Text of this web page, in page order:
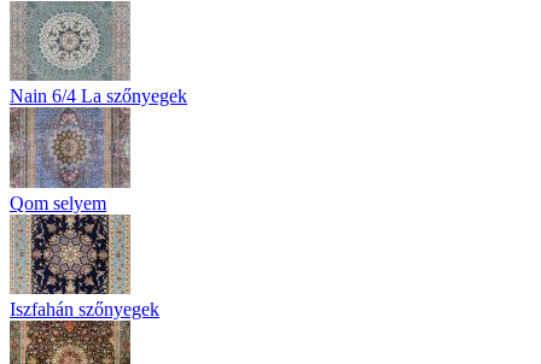
Nain 6/4 La szőnyegek
Qom selyem
Iszfahán szőnyegek